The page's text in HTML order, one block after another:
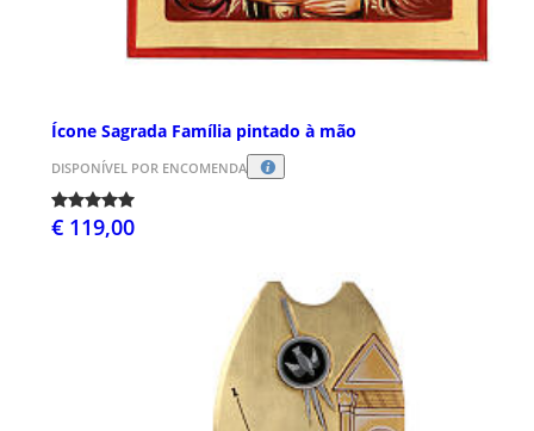
Ícone Sagrada Família pintado à mão
DISPONÍVEL POR ENCOMENDA
€ 119,00